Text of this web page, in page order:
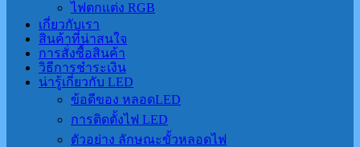
ไฟตกแต่ง RGB
เกี่ยวกับเรา
สินค้าที่น่าสนใจ
การสั่งซื้อสินค้า
วิธีการชำระเงิน
น่ารู้เกี่ยวกับ LED
ข้อดีของ หลอดLED
การติดตั้งไฟ LED
ตัวอย่าง ลักษณะขั้วหลอดไฟ